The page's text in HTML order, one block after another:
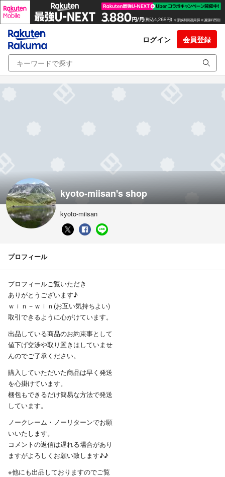
ログイン 会員登録
kyoto-miisan's shop
kyoto-miisan
プロフィール
プロフィールご覧いただき
ありがとうございます♪
ｗｉｎ－ｗｉｎ(お互い気持ちよい)
取引できるように心がけています。
出品している商品のお約束事として
値下げ交渉や取り置きはしていませ
んのでご了承ください。
購入していただいた商品は早く発送
を心掛けています。
梱包もできるだけ簡易な方法で発送
しています。
ノークレーム・ノーリターンでお願
いいたします。
コメントの返信は遅れる場合があり
ますがよろしくお願い致します♪♪
※他にも出品しておりますのでご覧